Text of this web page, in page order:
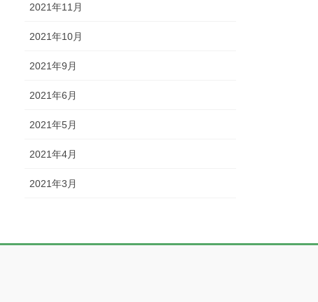
2021年11月
2021年10月
2021年9月
2021年6月
2021年5月
2021年4月
2021年3月